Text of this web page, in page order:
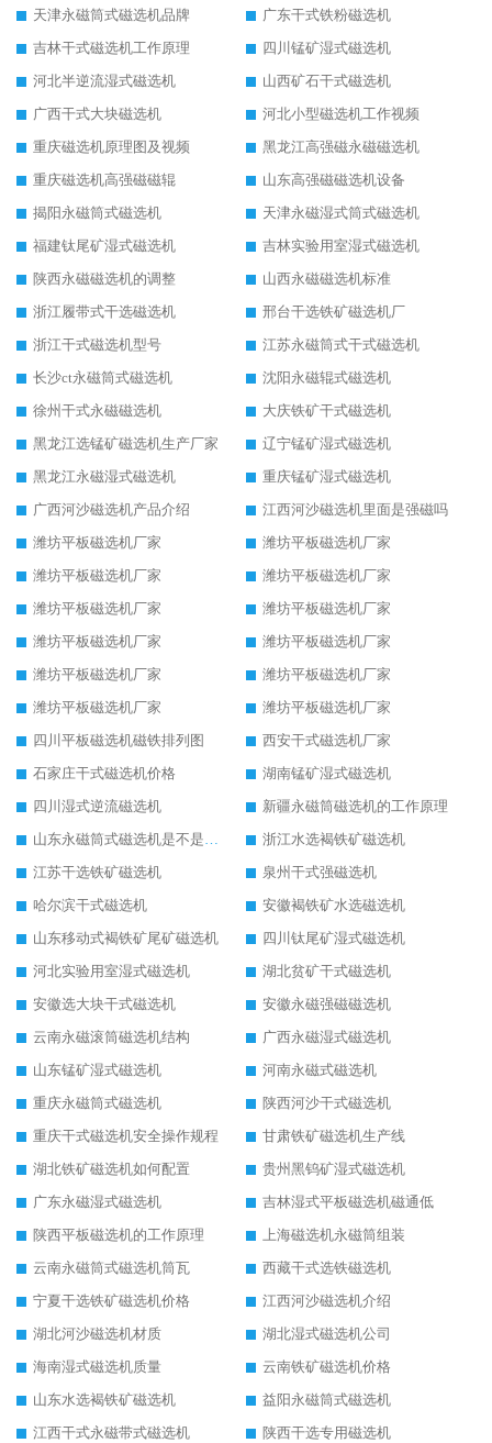
天津永磁筒式磁选机品牌
广东干式铁粉磁选机
吉林干式磁选机工作原理
四川锰矿湿式磁选机
河北半逆流湿式磁选机
山西矿石干式磁选机
广西干式大块磁选机
河北小型磁选机工作视频
重庆磁选机原理图及视频
黑龙江高强磁永磁磁选机
重庆磁选机高强磁磁辊
山东高强磁磁选机设备
揭阳永磁筒式磁选机
天津永磁湿式筒式磁选机
福建钛尾矿湿式磁选机
吉林实验用室湿式磁选机
陕西永磁磁选机的调整
山西永磁磁选机标准
浙江履带式干选磁选机
邢台干选铁矿磁选机厂
浙江干式磁选机型号
江苏永磁筒式干式磁选机
长沙ct永磁筒式磁选机
沈阳永磁辊式磁选机
徐州干式永磁磁选机
大庆铁矿干式磁选机
黑龙江选锰矿磁选机生产厂家
辽宁锰矿湿式磁选机
黑龙江永磁湿式磁选机
重庆锰矿湿式磁选机
广西河沙磁选机产品介绍
江西河沙磁选机里面是强磁吗
潍坊平板磁选机厂家
潍坊平板磁选机厂家
潍坊平板磁选机厂家
潍坊平板磁选机厂家
潍坊平板磁选机厂家
潍坊平板磁选机厂家
潍坊平板磁选机厂家
潍坊平板磁选机厂家
潍坊平板磁选机厂家
潍坊平板磁选机厂家
潍坊平板磁选机厂家
潍坊平板磁选机厂家
四川平板磁选机磁铁排列图
西安干式磁选机厂家
石家庄干式磁选机价格
湖南锰矿湿式磁选机
四川湿式逆流磁选机
新疆永磁筒磁选机的工作原理
山东永磁筒式磁选机是不是强磁
浙江水选褐铁矿磁选机
江苏干选铁矿磁选机
泉州干式强磁选机
哈尔滨干式磁选机
安徽褐铁矿水选磁选机
山东移动式褐铁矿尾矿磁选机
四川钛尾矿湿式磁选机
河北实验用室湿式磁选机
湖北贫矿干式磁选机
安徽选大块干式磁选机
安徽永磁强磁磁选机
云南永磁滚筒磁选机结构
广西永磁湿式磁选机
山东锰矿湿式磁选机
河南永磁式磁选机
重庆永磁筒式磁选机
陕西河沙干式磁选机
重庆干式磁选机安全操作规程
甘肃铁矿磁选机生产线
湖北铁矿磁选机如何配置
贵州黑钨矿湿式磁选机
广东永磁湿式磁选机
吉林湿式平板磁选机磁通低
陕西平板磁选机的工作原理
上海磁选机永磁筒组装
云南永磁筒式磁选机筒瓦
西藏干式选铁磁选机
宁夏干选铁矿磁选机价格
江西河沙磁选机介绍
湖北河沙磁选机材质
湖北湿式磁选机公司
海南湿式磁选机质量
云南铁矿磁选机价格
山东水选褐铁矿磁选机
益阳永磁筒式磁选机
江西干式永磁带式磁选机
陕西干选专用磁选机